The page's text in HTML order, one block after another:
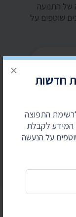
חדשות
התפוצה
המידע לקבלת
על הנעשה
×
של התנועה
שוטפים על